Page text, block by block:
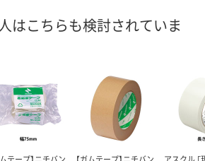
した
はこちらも検討されていま